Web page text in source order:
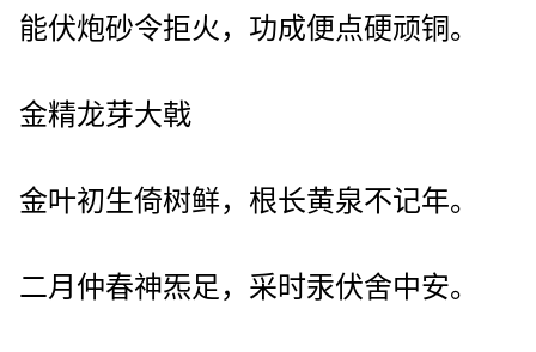
能伏炮砂令拒火，功成便点硬顽铜。
金精龙芽大戟
金叶初生倚树鲜，根长黄泉不记年。
二月仲春神炁足，采时汞伏舍中安。